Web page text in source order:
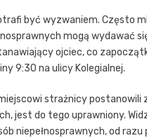
być wyzwaniem. Często
mogą wydawać
ojciec, co
9:30 na ulicy Kolegialnej.
strażnicy
jest do tego uprawniony.
niepełnosprawnych, od